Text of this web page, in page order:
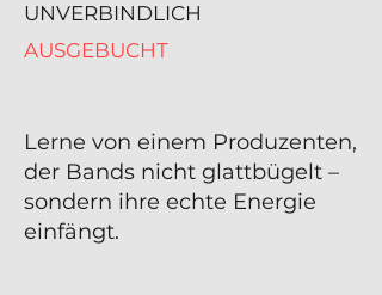
UNVERBINDLICH
AUSGEBUCHT
Lerne von einem Produzenten,
der Bands nicht glattbügelt –
sondern ihre echte Energie
einfängt.